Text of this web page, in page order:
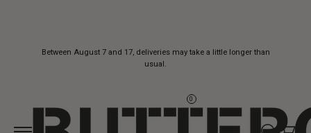
Between August 7 and 17, deliveries may take a little longer than
usual.
0